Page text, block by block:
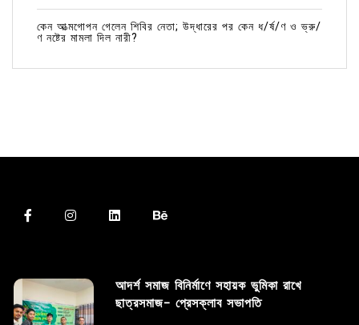
কেন আত্মগোপন গেলেন শিবির নেতা; উদ্ধারের পর কেন ধ/র্ষ/ণ ও ভ্রু/
ণ নষ্টের মামলা দিল নারী?
আদর্শ সমাজ বিনির্মাণে সহায়ক ভুমিকা রাখে
ছাত্রসমাজ- প্রেসক্লাব সভাপতি